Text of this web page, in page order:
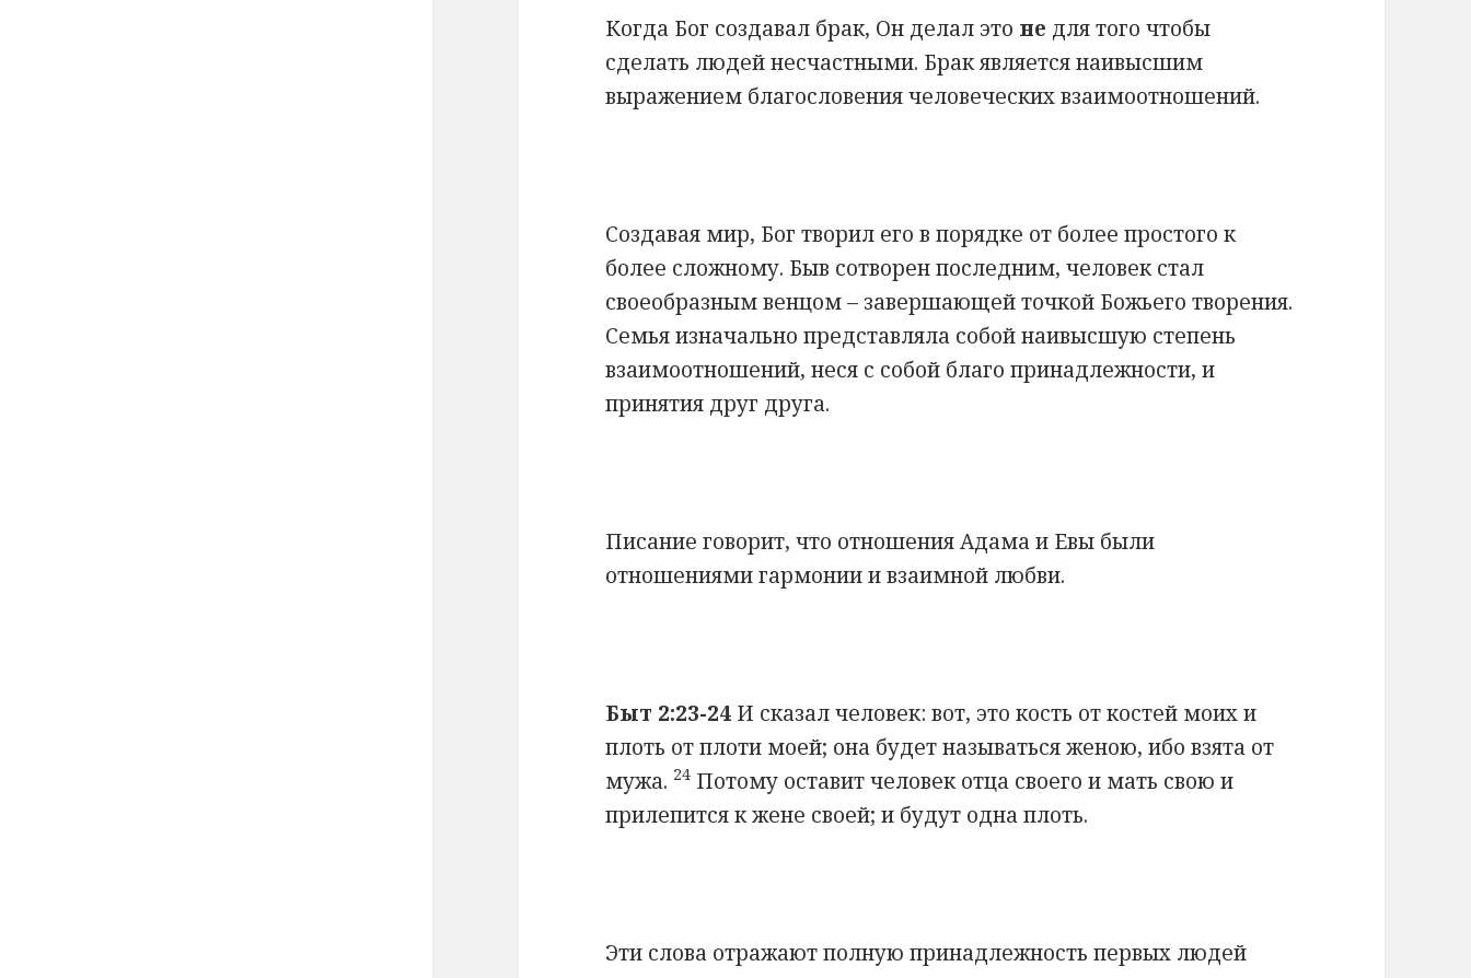
Когда Бог создавал брак, Он делал это не для того чтобы
сделать людей несчастными. Брак является наивысшим
выражением благословения человеческих взаимоотношений.
Создавая мир, Бог творил его в порядке от более простого к
более сложному. Быв сотворен последним, человек стал
своеобразным венцом – завершающей точкой Божьего творения.
Семья изначально представляла собой наивысшую степень
взаимоотношений, неся с собой благо принадлежности, и
принятия друг друга.
Писание говорит, что отношения Адама и Евы были
отношениями гармонии и взаимной любви.
Быт 2:23-24 И сказал человек: вот, это кость от костей моих и
плоть от плоти моей; она будет называться женою, ибо взята от
мужа. 24 Потому оставит человек отца своего и мать свою и
прилепится к жене своей; и будут одна плоть.
Эти слова отражают полную принадлежность первых людей